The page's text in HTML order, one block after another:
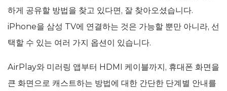
하게 공유할 방법을 찾고 있다면, 잘 찾아오셨습니다.
iPhone을 삼성 TV에 연결하는 것은 가능할 뿐만 아니라, 선
택할 수 있는 여러 가지 옵션이 있습니다.
AirPlay와 미러링 앱부터 HDMI 케이블까지, 휴대폰 화면을
큰 화면으로 캐스트하는 방법에 대한 간단한 단계별 안내를